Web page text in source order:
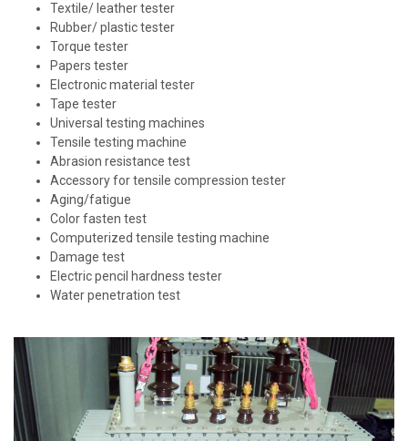
Textile/ leather tester
Rubber/ plastic tester
Torque tester
Papers tester
Electronic material tester
Tape tester
Universal testing machines
Tensile testing machine
Abrasion resistance test
Accessory for tensile compression tester
Aging/fatigue
Color fasten test
Computerized tensile testing machine
Damage test
Electric pencil hardness tester
Water penetration test